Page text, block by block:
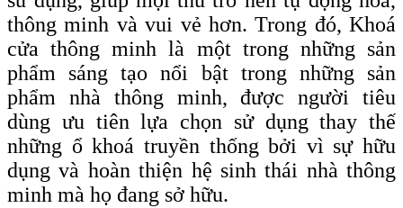
thông minh và vui vẻ hơn. Trong đó, Khoá
cửa thông minh là một trong những sản
phẩm sáng tạo nổi bật trong những sản
phẩm nhà thông minh, được người tiêu
dùng ưu tiên lựa chọn sử dụng thay thế
những ổ khoá truyền thống bởi vì sự hữu
dụng và hoàn thiện hệ sinh thái nhà thông
minh mà họ đang sở hữu.